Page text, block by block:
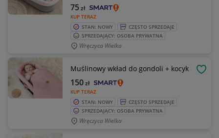
KUP TERAZ
75zł
STAN: NOWY
CZĘSTO SPRZEDAJE
SPRZEDAJĄCY: OSOBA PRYWATNA
Wręczyca Wielka
Muślinowy wkład do gondoli + kocyk
KUP TERAZ
150zł
STAN: NOWY
CZĘSTO SPRZEDAJE
SPRZEDAJĄCY: OSOBA PRYWATNA
Wręczyca Wielka